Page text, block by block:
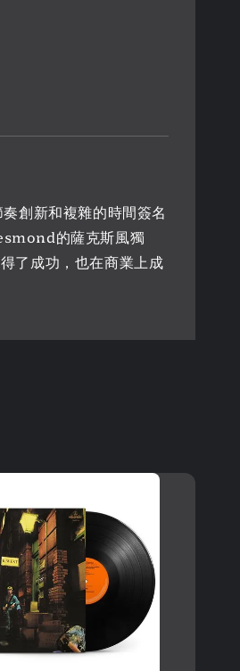
創新和複雜的時間簽名
的薩克斯風獨
了成功，也在商業上成